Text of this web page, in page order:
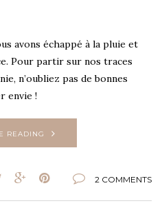
avons échappé à la pluie et
Pour partir sur nos traces
n’oubliez pas de bonnes
envie !
READING
2 COMMENTS